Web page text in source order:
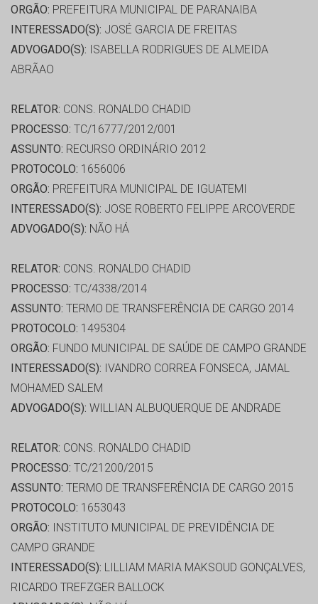
ORGÃO: PREFEITURA MUNICIPAL DE PARANAIBA
INTERESSADO(S): JOSÉ GARCIA DE FREITAS
ADVOGADO(S): ISABELLA RODRIGUES DE ALMEIDA
ABRÃAO
RELATOR: CONS. RONALDO CHADID
PROCESSO: TC/16777/2012/001
ASSUNTO: RECURSO ORDINÁRIO 2012
PROTOCOLO: 1656006
ORGÃO: PREFEITURA MUNICIPAL DE IGUATEMI
INTERESSADO(S): JOSE ROBERTO FELIPPE ARCOVERDE
ADVOGADO(S): NÃO HÁ
RELATOR: CONS. RONALDO CHADID
PROCESSO: TC/4338/2014
ASSUNTO: TERMO DE TRANSFERÊNCIA DE CARGO 2014
PROTOCOLO: 1495304
ORGÃO: FUNDO MUNICIPAL DE SAÚDE DE CAMPO GRANDE
INTERESSADO(S): IVANDRO CORREA FONSECA, JAMAL
MOHAMED SALEM
ADVOGADO(S): WILLIAN ALBUQUERQUE DE ANDRADE
RELATOR: CONS. RONALDO CHADID
PROCESSO: TC/21200/2015
ASSUNTO: TERMO DE TRANSFERÊNCIA DE CARGO 2015
PROTOCOLO: 1653043
ORGÃO: INSTITUTO MUNICIPAL DE PREVIDÊNCIA DE
CAMPO GRANDE
INTERESSADO(S): LILLIAM MARIA MAKSOUD GONÇALVES,
RICARDO TREFZGER BALLOCK